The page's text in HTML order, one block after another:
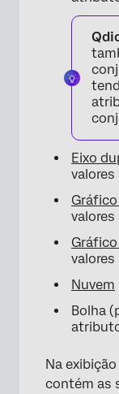
Eixo
Nuvem
Bolha
Na exibição
contém as